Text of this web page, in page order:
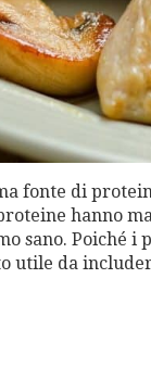
fonte di
​​hanno
sano. Poiché
utile da